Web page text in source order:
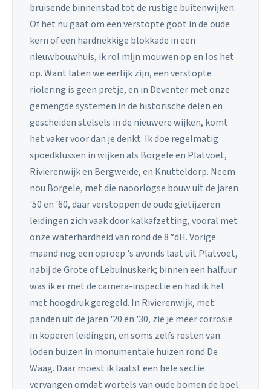
bruisende binnenstad tot de rustige buitenwijken.
Of het nu gaat om een verstopte goot in de oude
kern of een hardnekkige blokkade in een
nieuwbouwhuis, ik rol mijn mouwen op en los het
op. Want laten we eerlijk zijn, een verstopte
riolering is geen pretje, en in Deventer met onze
gemengde systemen in de historische delen en
gescheiden stelsels in de nieuwere wijken, komt
het vaker voor dan je denkt. Ik doe regelmatig
spoedklussen in wijken als Borgele en Platvoet,
Rivierenwijk en Bergweide, en Knutteldorp. Neem
nou Borgele, met die naoorlogse bouw uit de jaren
'50 en '60, daar verstoppen de oude gietijzeren
leidingen zich vaak door kalkafzetting, vooral met
onze waterhardheid van rond de 8 °dH. Vorige
maand nog een oproep 's avonds laat uit Platvoet,
nabij de Grote of Lebuinuskerk; binnen een halfuur
was ik er met de camera-inspectie en had ik het
met hoogdruk geregeld. In Rivierenwijk, met
panden uit de jaren '20 en '30, zie je meer corrosie
in koperen leidingen, en soms zelfs resten van
loden buizen in monumentale huizen rond De
Waag. Daar moest ik laatst een hele sectie
vervangen omdat wortels van oude bomen de boel